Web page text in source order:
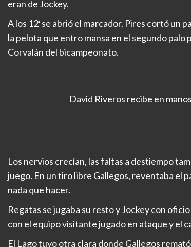
eran de Jockey.
A los 12′ se abrió el marcador. Pires cortó
la pelota que entro mansa en el segundo palo
Corvalán del bicampeonato.
David Riveros recibe en
Los nervios crecían, las faltas a destiempo
juego. En un tiro libre Gallegos, reventaba el
nada que hacer.
Regatas se jugaba su resto y Jockey con
con el equipo visitante jugado en ataque y el
El Lago tuvo otra clara donde Gallegos